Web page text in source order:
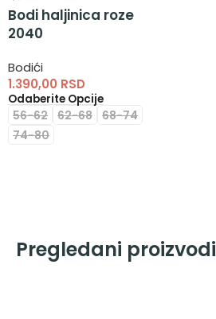
Bodi haljinica roze
2040
Bodići
1.390,00 RSD
Odaberite Opcije
56-62 62-68 68-74
74-80
Pregledani proizvodi